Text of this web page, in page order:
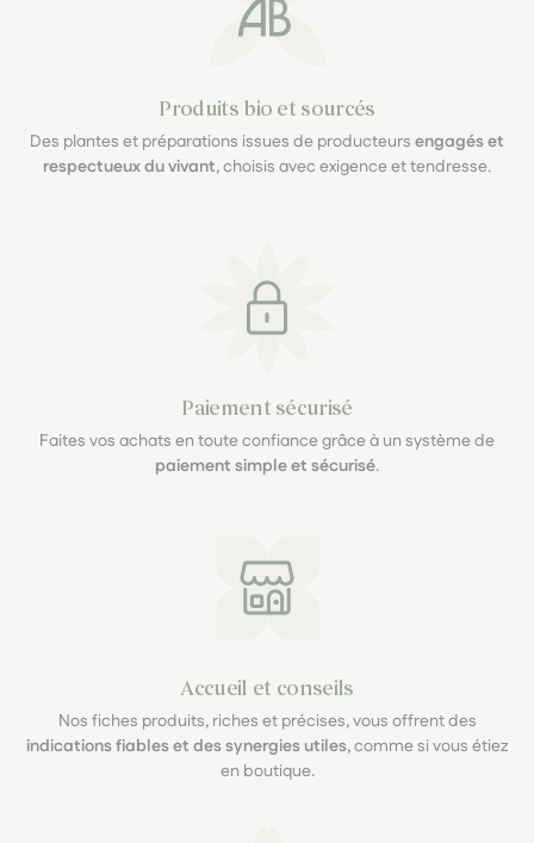
Produits bio et sourcés
Des plantes et préparations issues de producteurs engagés et
respectueux du vivant, choisis avec exigence et tendresse.
Paiement sécurisé
Faites vos achats en toute confiance grâce à un système de
paiement simple et sécurisé.
Accueil et conseils
Nos fiches produits, riches et précises, vous offrent des
indications fiables et des synergies utiles, comme si vous étiez
en boutique.